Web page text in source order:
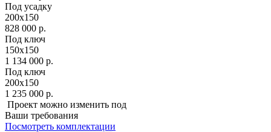
Под усадку
200х150
828 000 р.
Под ключ
150х150
1 134 000 р.
Под ключ
200х150
1 235 000 р.
Проект можно изменить под
Ваши требования
Посмотреть комплектации